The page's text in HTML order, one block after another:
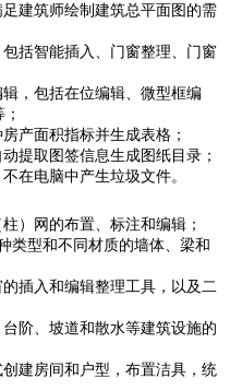
建筑师绘制建筑总平面图的需
括智能插入、门窗整理、门窗
，包括在位编辑、微型框编
产面积指标并生成表格；
提取图签信息生成图纸目录；
在电脑中产生垃圾文件。
）网的布置、标注和编辑；
类型和不同材质的墙体、梁和
插入和编辑整理工具，以及二
阶、坡道和散水等建筑设施的
建房间和户型，布置洁具，统